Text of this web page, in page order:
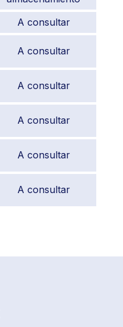
A consultar
A consultar
A consultar
A consultar
A consultar
A consultar